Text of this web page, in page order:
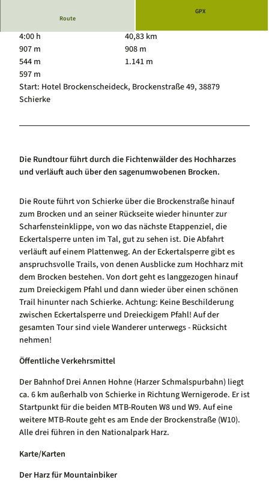
Hundeglück in Schierke
Route
GPX
4:00 h
40,83 km
907 m
908 m
544 m
1.141 m
597 m
Start: Hotel Brockenscheideck, Brockenstraße 49, 38879
Schierke
Die Rundtour führt durch die Fichtenwälder des Hochharzes
und verläuft auch über den sagenumwobenen Brocken.
Die Route führt von Schierke über die Brockenstraße hinauf
zum Brocken und an seiner Rückseite wieder hinunter zur
Scharfensteinklippe, von wo das nächste Etappenziel, die
Eckertalsperre unten im Tal, gut zu sehen ist. Die Abfahrt
verläuft auf einem Plattenweg. An der Eckertalsperre gibt es
anspruchsvolle Trails, von denen Ausblicke zum Hochharz mit
dem Brocken bestehen. Von dort geht es langgezogen hinauf
zum Dreieckigem Pfahl und dann wieder über einen schönen
Trail hinunter nach Schierke. Achtung: Keine Beschilderung
zwischen Eckertalsperre und Dreieckigem Pfahl! Auf der
gesamten Tour sind viele Wanderer unterwegs - Rücksicht
nehmen!
Öffentliche Verkehrsmittel
Der Bahnhof Drei Annen Hohne (Harzer Schmalspurbahn) liegt
ca. 6 km außerhalb von Schierke in Richtung Wernigerode. Er ist
Startpunkt für die beiden MTB-Routen W8 und W9. Auf eine
weitere MTB-Route geht es am Ende der Brockenstraße (W10).
Alle drei führen in den Nationalpark Harz.
Karte/Karten
Der Harz für Mountainbiker